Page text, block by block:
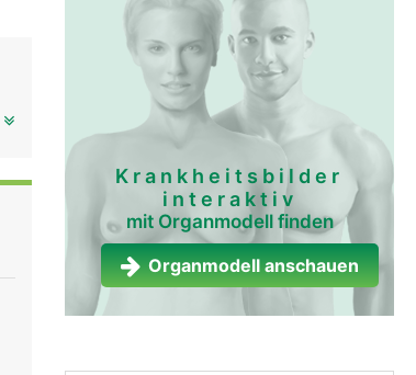
Krankheitsbilder
interaktiv
mit Organmodell finden
Organmodell anschauen